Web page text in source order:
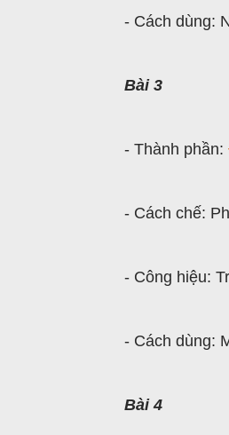
- Cách dùng:
Bài 3
- Thành phần:
- Cách chế:
- Công hiệu:
- Cách dùng:
Bài 4